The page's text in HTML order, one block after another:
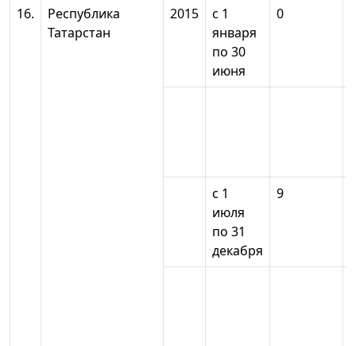
16.
Республика
Татарстан
2015
с 1
января
по 30
июня
0
с 1
июля
по 31
декабря
9